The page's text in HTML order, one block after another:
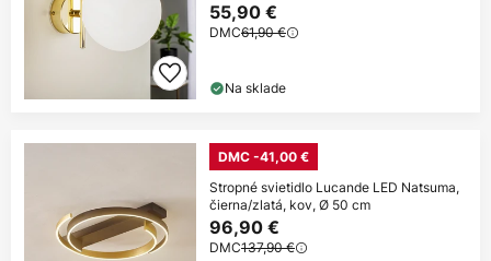
55,90 €
DMC61,90 €
Na sklade
DMC -41,00 €
Stropné svietidlo Lucande LED Natsuma,
čierna/zlatá, kov, Ø 50 cm
96,90 €
DMC137,90 €